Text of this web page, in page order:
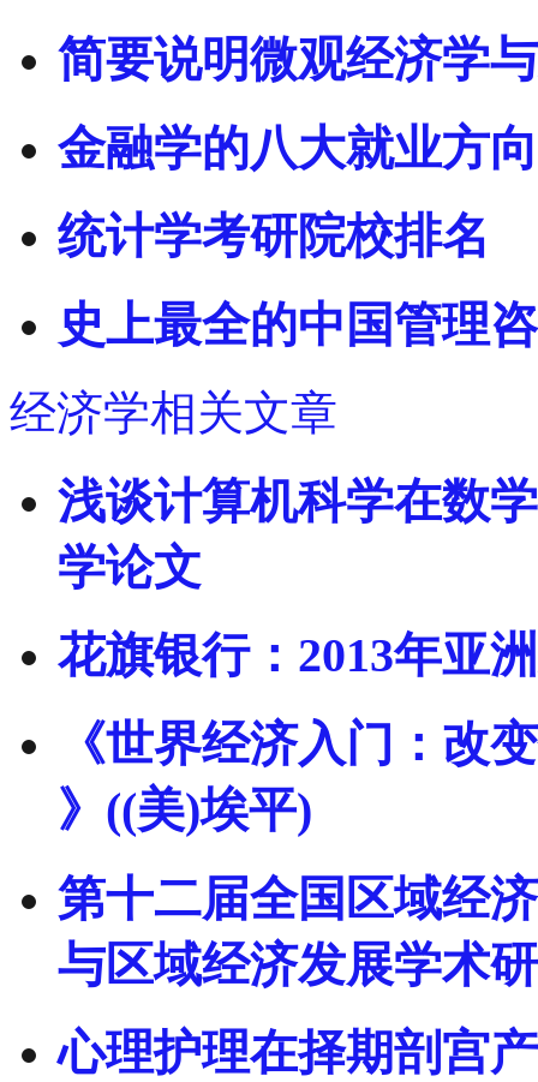
简要说明微观经济学
金融学的八大就业方
统计学考研院校排名
史上最全的中国管理
经济学相关文章
浅谈计算机科学在数
学论文
花旗银行：2013年亚
《世界经济入门：改
》((美)埃平)
第十二届全国区域经
与区域经济发展学术
心理护理在择期剖宫